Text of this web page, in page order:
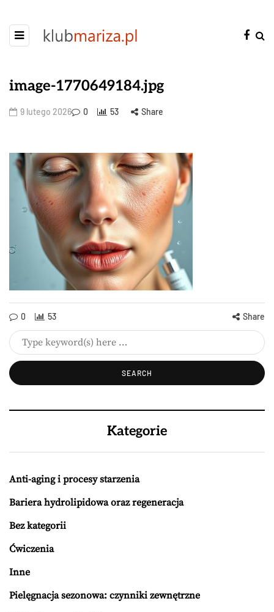
image-1770649184.jpg
9 lutego 2026 0 53 Share
0 53 Share
Kategorie
Anti-aging i procesy starzenia
Bariera hydrolipidowa oraz regeneracja
Bez kategorii
Ćwiczenia
Inne
Pielęgnacja sezonowa: czynniki zewnętrzne